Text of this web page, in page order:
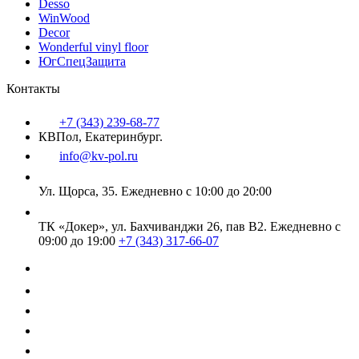
Desso
WinWood
Decor
Wonderful vinyl floor
ЮгСпецЗащита
Контакты
+7 (343) 239-68-77
КВПол, Екатеринбург.
info@kv-pol.ru
Ул. Щорса, 35. Ежедневно с 10:00 до 20:00
ТК «Докер», ул. Бахчиванджи 26, пав В2. Ежедневно с
09:00 до 19:00 +7 (343) 317-66-07